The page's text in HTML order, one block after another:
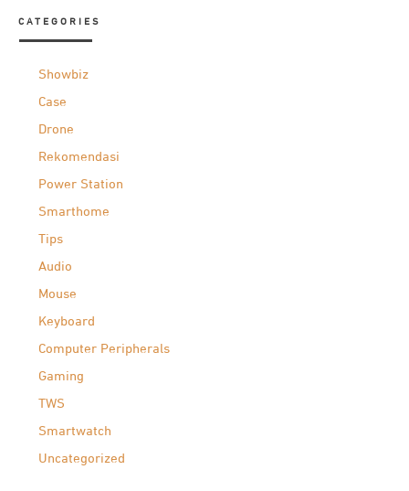
CATEGORIES
Showbiz
Case
Drone
Rekomendasi
Power Station
Smarthome
Tips
Audio
Mouse
Keyboard
Computer Peripherals
Gaming
TWS
Smartwatch
Uncategorized